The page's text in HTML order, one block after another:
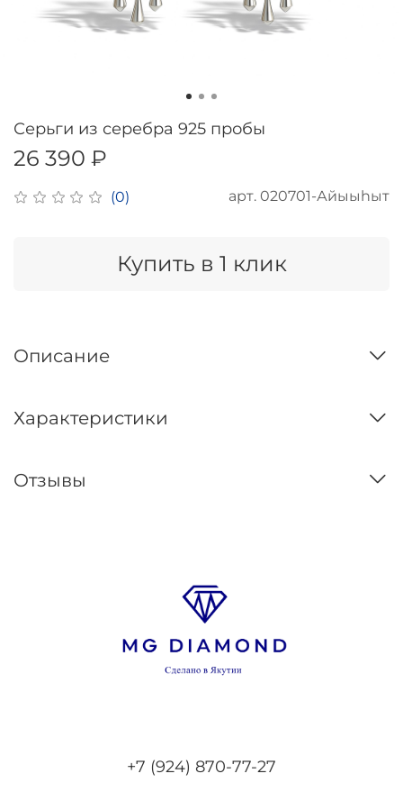
(0) арт. 020701-Айыыhыт
Серьги из серебра 925 пробы
26 390 ₽
Купить в 1 клик
Описание
Характеристики
Отзывы
+7 (924) 870-77-27